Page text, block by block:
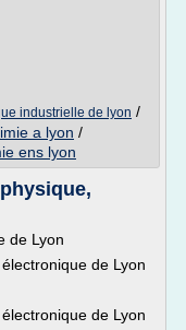
industrielle de lyon /
a lyon /
ens lyon
de Lyon
de Lyon
de Lyon